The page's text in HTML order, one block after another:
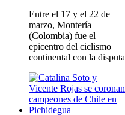
Entre el 17 y el 22 de
marzo, Montería
(Colombia) fue el
epicentro del ciclismo
continental con la disputa